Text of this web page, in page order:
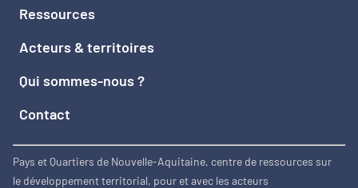
Ressources
Acteurs & territoires
Qui sommes-nous ?
Contact
Pays et Quartiers de Nouvelle-Aquitaine, centre de ressources sur
le développement territorial, pour et avec les acteurs